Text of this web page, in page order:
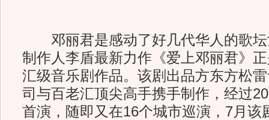
邓丽君是感动了好几代华人的歌坛
制作人李盾最新力作《爱上邓丽君》
汇级音乐剧作品。该剧出品方东方松
司与百老汇顶尖高手携手制作，经过
首演，随即又在16个城市巡演，7月该